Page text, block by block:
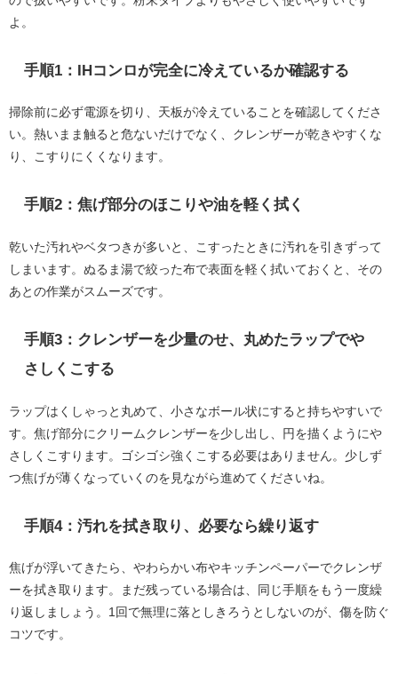
よ。
手順1：IHコンロが完全に冷えているか確認する
掃除前に必ず電源を切り、天板が冷えていることを確認してくださ
い。熱いまま触ると危ないだけでなく、クレンザーが乾きやすくな
り、こすりにくくなります。
手順2：焦げ部分のほこりや油を軽く拭く
乾いた汚れやベタつきが多いと、こすったときに汚れを引きずって
しまいます。ぬるま湯で絞った布で表面を軽く拭いておくと、その
あとの作業がスムーズです。
手順3：クレンザーを少量のせ、丸めたラップでや
さしくこする
ラップはくしゃっと丸めて、小さなボール状にすると持ちやすいで
す。焦げ部分にクリームクレンザーを少し出し、円を描くようにや
さしくこすります。ゴシゴシ強くこする必要はありません。少しず
つ焦げが薄くなっていくのを見ながら進めてくださいね。
手順4：汚れを拭き取り、必要なら繰り返す
焦げが浮いてきたら、やわらかい布やキッチンペーパーでクレンザ
ーを拭き取ります。まだ残っている場合は、同じ手順をもう一度繰
り返しましょう。1回で無理に落としきろうとしないのが、傷を防ぐ
コツです。